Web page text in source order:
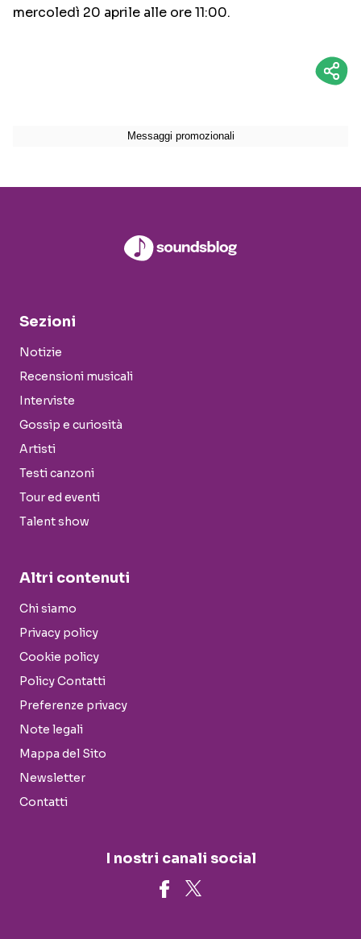
mercoledì 20 aprile alle ore 11:00.
Sezioni
Notizie
Recensioni musicali
Interviste
Gossip e curiosità
Artisti
Testi canzoni
Tour ed eventi
Talent show
Altri contenuti
Chi siamo
Privacy policy
Cookie policy
Policy Contatti
Preferenze privacy
Note legali
Mappa del Sito
Newsletter
Contatti
I nostri canali social